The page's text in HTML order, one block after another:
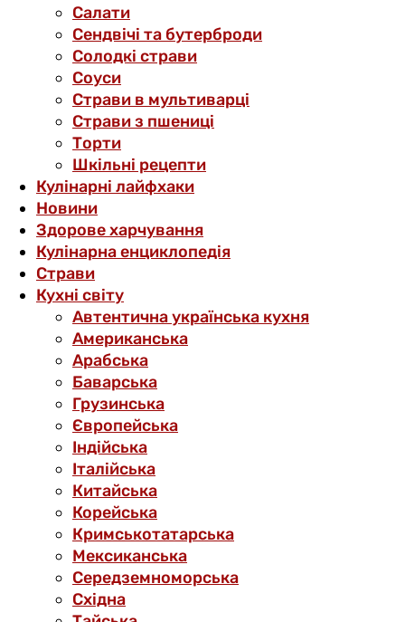
Салати
Сендвічі та бутерброди
Солодкі страви
Соуси
Страви в мультиварці
Страви з пшениці
Торти
Шкільні рецепти
Кулінарні лайфхаки
Новини
Здорове харчування
Кулінарна енциклопедія
Страви
Кухні світу
Автентична українська кухня
Американська
Арабська
Баварська
Грузинська
Європейська
Індійська
Італійська
Китайська
Корейська
Кримськотатарська
Мексиканська
Середземноморська
Східна